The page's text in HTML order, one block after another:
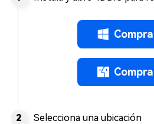
Selecciona una ubicación